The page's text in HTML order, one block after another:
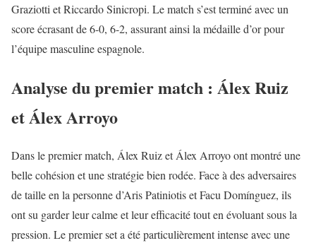
Graziotti et Riccardo Sinicropi. Le match s’est terminé avec un
score écrasant de 6-0, 6-2, assurant ainsi la médaille d’or pour
l’équipe masculine espagnole.
Analyse du premier match : Álex Ruiz
et Álex Arroyo
Dans le premier match, Álex Ruiz et Álex Arroyo ont montré une
belle cohésion et une stratégie bien rodée. Face à des adversaires
de taille en la personne d’Aris Patiniotis et Facu Domínguez, ils
ont su garder leur calme et leur efficacité tout en évoluant sous la
pression. Le premier set a été particulièrement intense avec une